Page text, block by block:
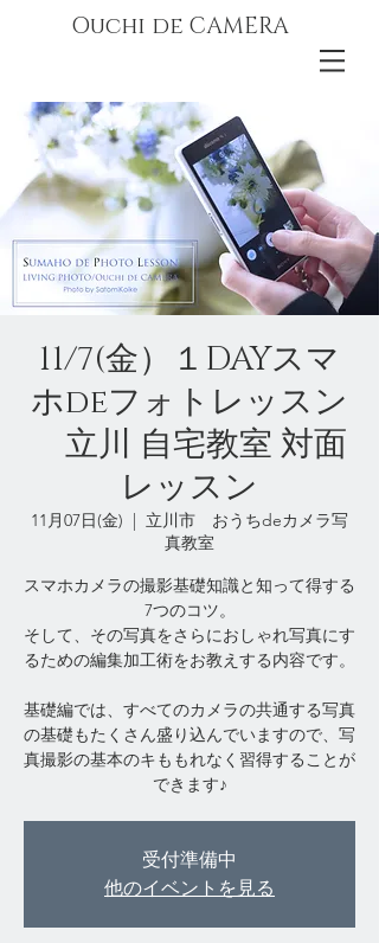
Ouchi de CAMERA
11/7(金）１DAYスマ
ホdeフォトレッスン
立川 自宅教室 対面
レッスン
11月07日(金)
  |
立川市 おうちdeカメラ写
真教室
スマホカメラの撮影基礎知識と知って得する
7つのコツ。
そして、その写真をさらにおしゃれ写真にす
るための編集加工術をお教えする内容です。
基礎編では、すべてのカメラの共通する写真
の基礎もたくさん盛り込んでいますので、写
真撮影の基本のキももれなく習得することが
受付準備中
他のイベントを見る